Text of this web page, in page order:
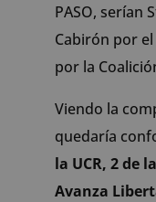
PASO, serían
Cabirón por
por la
Viendo la
quedaría
la UCR, 2 de
Avanza